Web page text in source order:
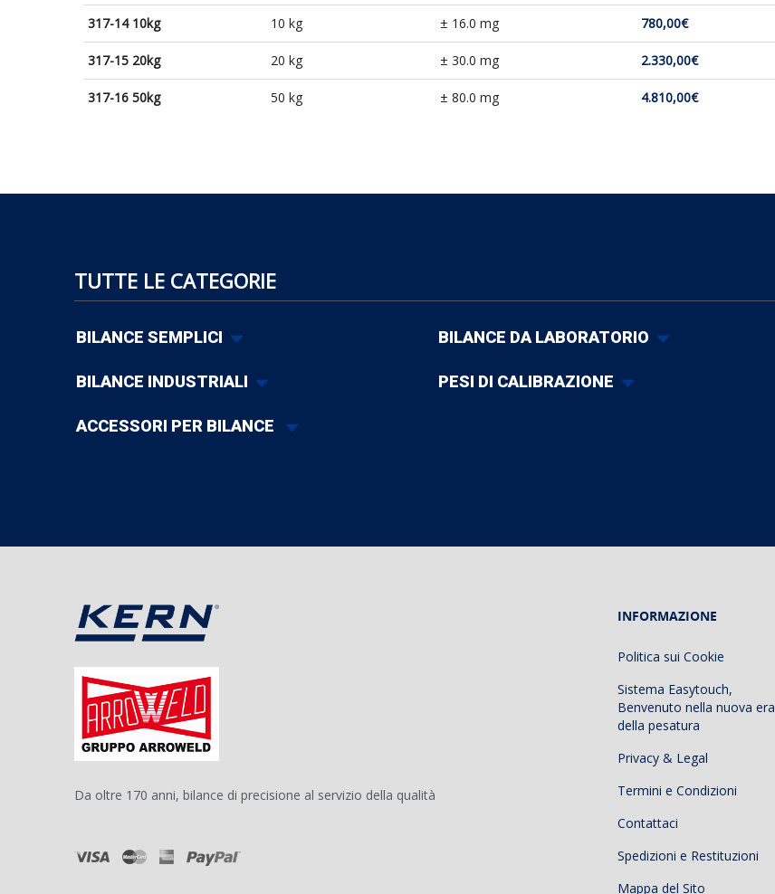
317-14 10kg 10 kg ± 16.0 mg 780,00€
317-15 20kg 20 kg ± 30.0 mg 2.330,00€
317-16 50kg 50 kg ± 80.0 mg 4.810,00€
TUTTE LE CATEGORIE
BILANCE SEMPLICI BILANCE DA LABORATORIO
BILANCE INDUSTRIALI PESI DI CALIBRAZIONE
ACCESSORI PER BILANCE
Da oltre 170 anni, bilance di precisione al servizio della qualità
INFORMAZIONE
Politica sui Cookie
Sistema Easytouch,
Benvenuto nella nuova era
della pesatura
Privacy & Legal
Termini e Condizioni
Contattaci
Spedizioni e Restituzioni
Mappa del Sito